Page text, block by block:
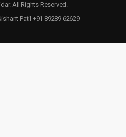
All Rights Reserved.
Patil +91 89289 62629